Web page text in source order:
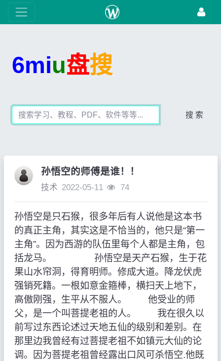
6miu盘搜
搜 索
孙悟空的师傅是谁！！
技术 2022-05-11 74
孙悟空是只石猴，很多年后有人说他是这本书
的真正主角，其实这是不恰当的，他只是“第一
主角”。因为西游的队伍里每个人都是主角，包
括龙马。 孙悟空是天产石猴，生于花
果山水帘洞，得育明师。修成大道。降龙伏虎
强销死籍。一根如意金箍棒，横扫天上地下，
高傲刚强，生平从不服人。 他受业的师
父，是一个叫菩提老祖的人。 我在很久以
前写过东西论述过天地五仙的级别和差别。在
那里边我曾经有过菩提老祖不如镇元大仙的论
调。因为菩提老祖曾经露出口风可杀悟空.他既